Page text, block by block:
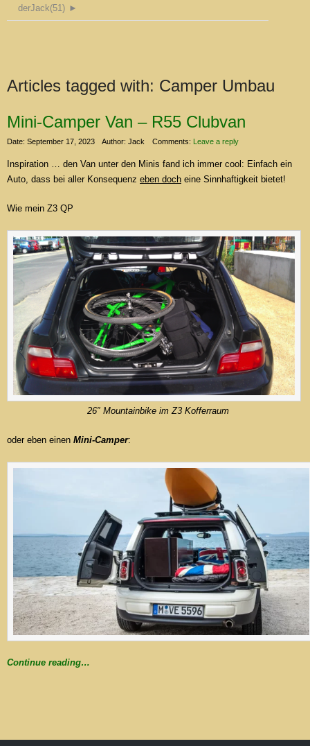
derJack(51) ►
Articles tagged with: Camper Umbau
Mini-Camper Van – R55 Clubvan
Date: September 17, 2023 Author: Jack Comments: Leave a reply
Inspiration … den Van unter den Minis fand ich immer cool: Einfach ein
Auto, dass bei aller Konsequenz eben doch eine Sinnhaftigkeit bietet!
Wie mein Z3 QP
26″ Mountainbike im Z3 Kofferraum
oder eben einen Mini-Camper:
Continue reading…